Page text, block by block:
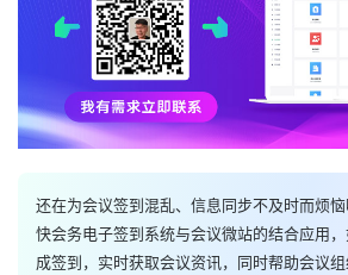
还在为会议签到混乱、信息同步不及时而烦
快会务电子签到系统与会议微站的结合应用
成签到，实时获取会议资讯，同时帮助会议组